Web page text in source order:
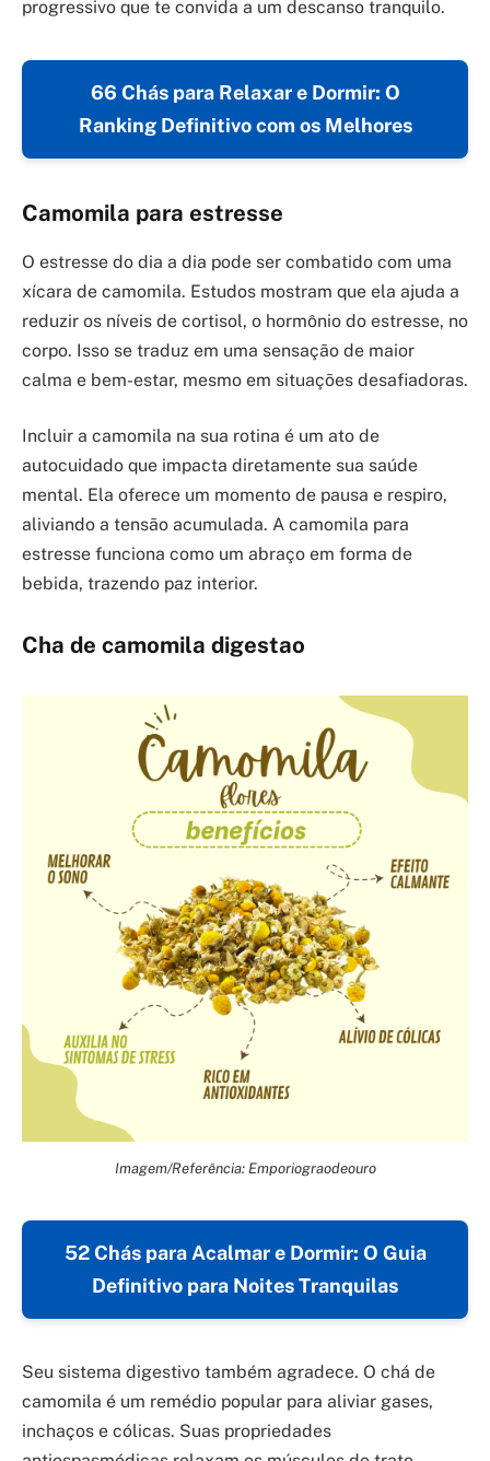
progressivo que te convida a um descanso tranquilo.
66 Chás para Relaxar e Dormir: O
Ranking Definitivo com os Melhores
Camomila para estresse
O estresse do dia a dia pode ser combatido com uma
xícara de camomila. Estudos mostram que ela ajuda a
reduzir os níveis de cortisol, o hormônio do estresse, no
corpo. Isso se traduz em uma sensação de maior
calma e bem-estar, mesmo em situações desafiadoras.
Incluir a camomila na sua rotina é um ato de
autocuidado que impacta diretamente sua saúde
mental. Ela oferece um momento de pausa e respiro,
aliviando a tensão acumulada. A camomila para
estresse funciona como um abraço em forma de
bebida, trazendo paz interior.
Cha de camomila digestao
Imagem/Referência: Emporiograodeouro
52 Chás para Acalmar e Dormir: O Guia
Definitivo para Noites Tranquilas
Seu sistema digestivo também agradece. O chá de
camomila é um remédio popular para aliviar gases,
inchaços e cólicas. Suas propriedades